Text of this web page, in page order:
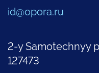
id@opora.ru
2-y Samotechnyy
127473